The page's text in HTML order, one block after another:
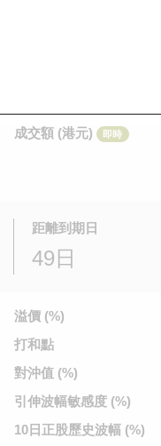
成交額 (港元)
即時
距離到期日
49日
溢價 (%)
打和點
對沖值 (%)
引伸波幅敏感度 (%)
10日正股歷史波幅 (%)